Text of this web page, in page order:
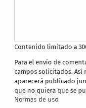
Contenido limitado a
Para el envío de
campos solicitados. Así
aparecerá publicado
que no quiera que se
Normas de uso: